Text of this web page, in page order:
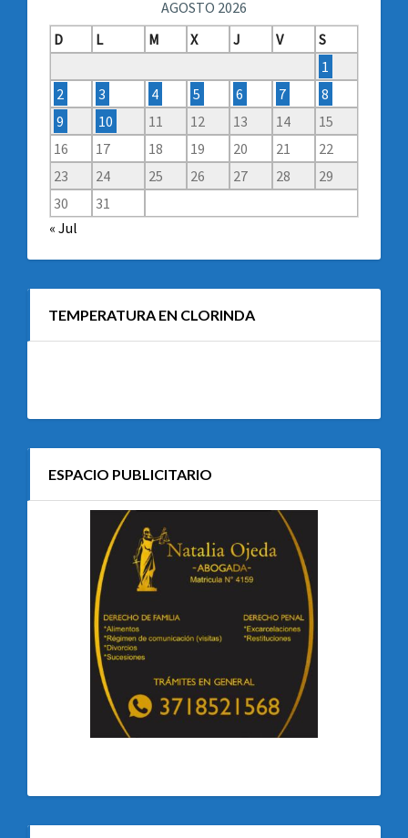
AGOSTO 2026
D
L M X J V
S
1
2
3 4 5 6 7
8
9
10 11 12 13 14
15
16
17 18 19 20 21
22
23
24 25 26 27 28
29
30
31
« Jul
TEMPERATURA EN CLORINDA
ESPACIO PUBLICITARIO